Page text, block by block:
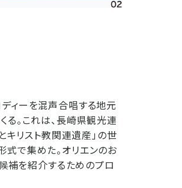
ィーを混声合唱する地元
る。これは、長崎県観光連
リスト教関連遺産」の世
で集めた。オリエンのお
補を紹介するためのプロ